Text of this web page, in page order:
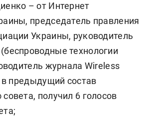
– от Интернет
председатель правления
Украины, руководитель
технологии
журнала Wireless
в предыдущий состав
получил 6 голосов